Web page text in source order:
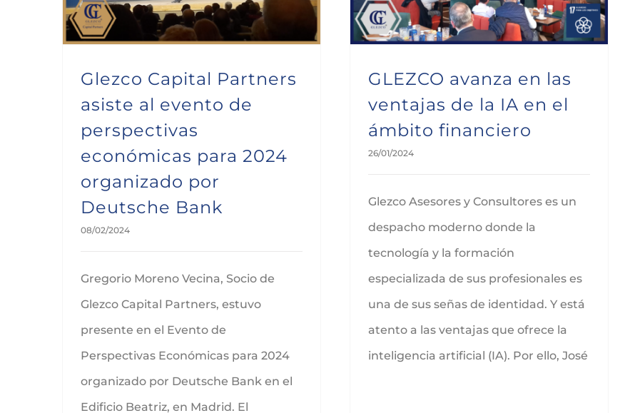
Glezco Capital Partners
asiste al evento de
perspectivas
económicas para 2024
organizado por
Deutsche Bank
08/02/2024
Gregorio Moreno Vecina, Socio de
Glezco Capital Partners, estuvo
presente en el Evento de
Perspectivas Económicas para 2024
organizado por Deutsche Bank en el
Edificio Beatriz, en Madrid. El
GLEZCO avanza en las
ventajas de la IA en el
ámbito financiero
26/01/2024
Glezco Asesores y Consultores es un
despacho moderno donde la
tecnología y la formación
especializada de sus profesionales es
una de sus señas de identidad. Y está
atento a las ventajas que ofrece la
inteligencia artificial (IA). Por ello, José